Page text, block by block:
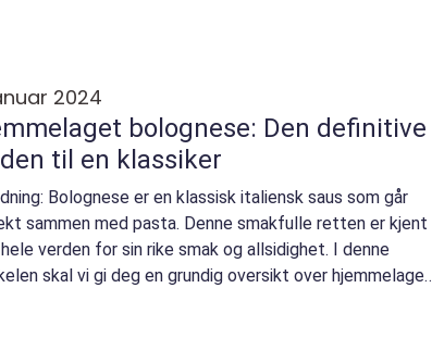
2024
bolognese: Den definitive
til en klassiker
Bolognese er en klassisk italiensk saus som går
sammen med pasta. Denne smakfulle retten er kjent
verden for sin rike smak og allsidighet. I denne
skal vi gi deg en grundig oversikt over hjemmelaget